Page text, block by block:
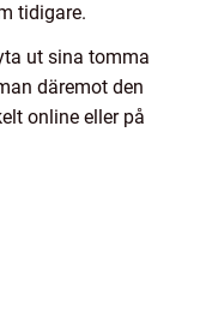
tidigare.
ut sina tomma
däremot den
online eller på